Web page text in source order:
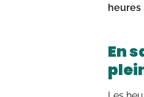
heures
En